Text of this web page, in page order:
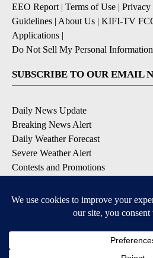
EEO Report| Terms of Use | Privacy
Guidelines | About Us | KIFI-TV
Applications |
Do Not Sell My Personal Information
SUBSCRIBE TO OUR EMAIL
Daily News Update
Breaking News Alert
Daily Weather Forecast
Severe Weather Alert
Contests and Promotions